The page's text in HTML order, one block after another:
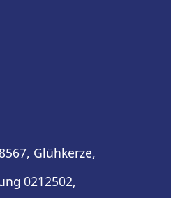
Glühkerze,
0212502,